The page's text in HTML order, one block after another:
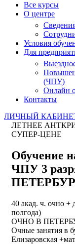
Все курсы
О центре
Условия
Для
(ЧПУ)
Онлайн
Контакты
ЛИЧНЫЙ
ЛЕТНЕЕ
СУПЕР-ЦЕНЕ
Обучение
ЧПУ 3
40 акад. ч. очно +
полгода)
ОЧНО В
Очные занятия в
Елизаровская